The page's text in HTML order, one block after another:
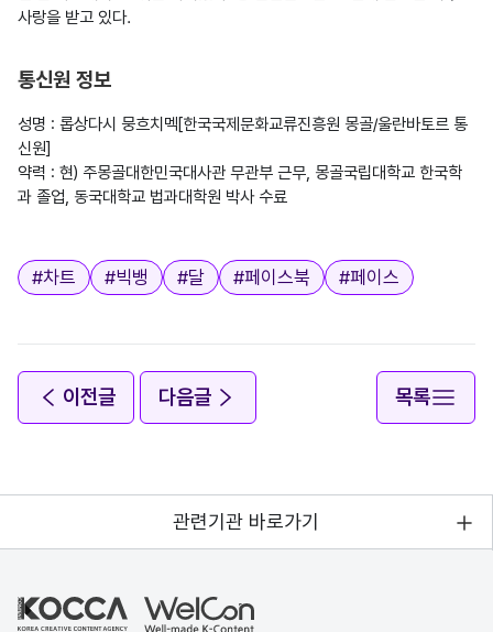
사랑을 받고 있다.
통신원 정보
성명 : 롭상다시 뭉흐치멕[한국국제문화교류진흥원 몽골/울란바토르 통
신원]
약력 : 현) 주몽골대한민국대사관 무관부 근무, 몽골국립대학교 한국학
과 졸업, 동국대학교 법과대학원 박사 수료
태그
#차트 #빅뱅 #달 #페이스북 #페이스
이전글 다음글 목록
관련기관 바로가기